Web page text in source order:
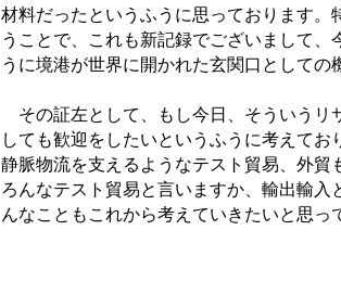
材料だったというふうに思っております
うことで、これも新記録でございまして
うに境港が世界に開かれた玄関口としての
その証左として、もし今日、そういうリ
しても歓迎をしたいというふうに考えて
静脈物流を支えるようなテスト貿易、外
ろんなテスト貿易と言いますか、輸出輸
んなこともこれから考えていきたいと思っ